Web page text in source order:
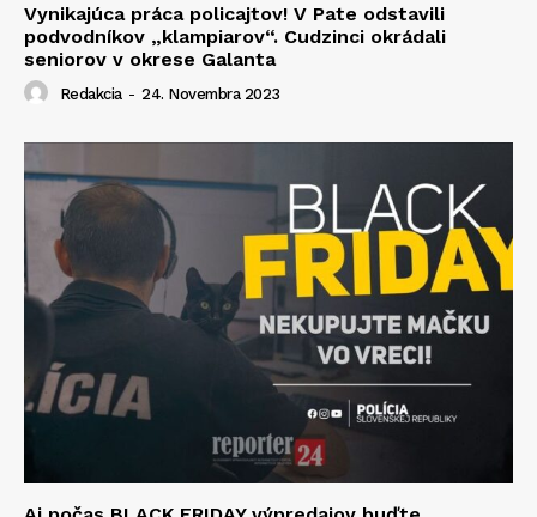
Vynikajúca práca policajtov! V Pate odstavili
podvodníkov „klampiarov“. Cudzinci okrádali
seniorov v okrese Galanta
Redakcia - 24. Novembra 2023